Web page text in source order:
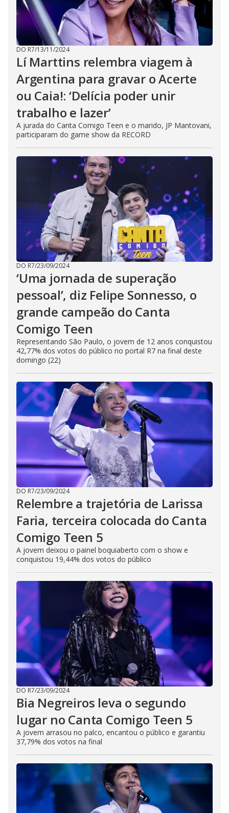
DO R7/13/11/2024
Lí Marttins relembra viagem à
Argentina para gravar o Acerte
ou Caia!: ‘Delícia poder unir
trabalho e lazer’
A jurada do Canta Comigo Teen e o marido, JP Mantovani,
participaram do game show da RECORD
DO R7/23/09/2024
‘Uma jornada de superação
pessoal’, diz Felipe Sonnesso, o
grande campeão do Canta
Comigo Teen
Representando São Paulo, o jovem de 12 anos conquistou
42,77% dos votos do público no portal R7 na final deste
domingo (22)
DO R7/23/09/2024
Relembre a trajetória de Larissa
Faria, terceira colocada do Canta
Comigo Teen 5
A jovem deixou o painel boquiaberto com o show e
conquistou 19,44% dos votos do público
DO R7/23/09/2024
Bia Negreiros leva o segundo
lugar no Canta Comigo Teen 5
A jovem arrasou no palco, encantou o público e garantiu
37,79% dos votos na final